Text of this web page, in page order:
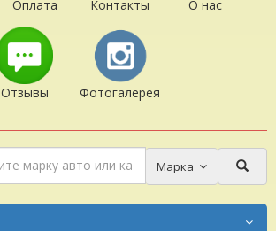
Оплата Контакты О нас
Отзывы Фотогалерея
Марка